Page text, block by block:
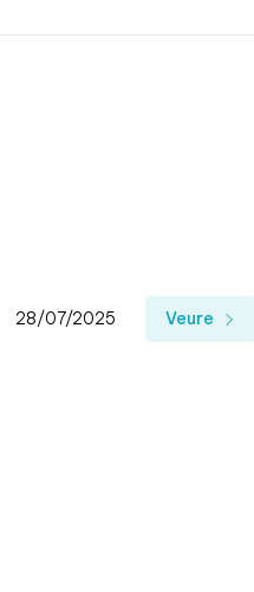
28/07/2025 Veure